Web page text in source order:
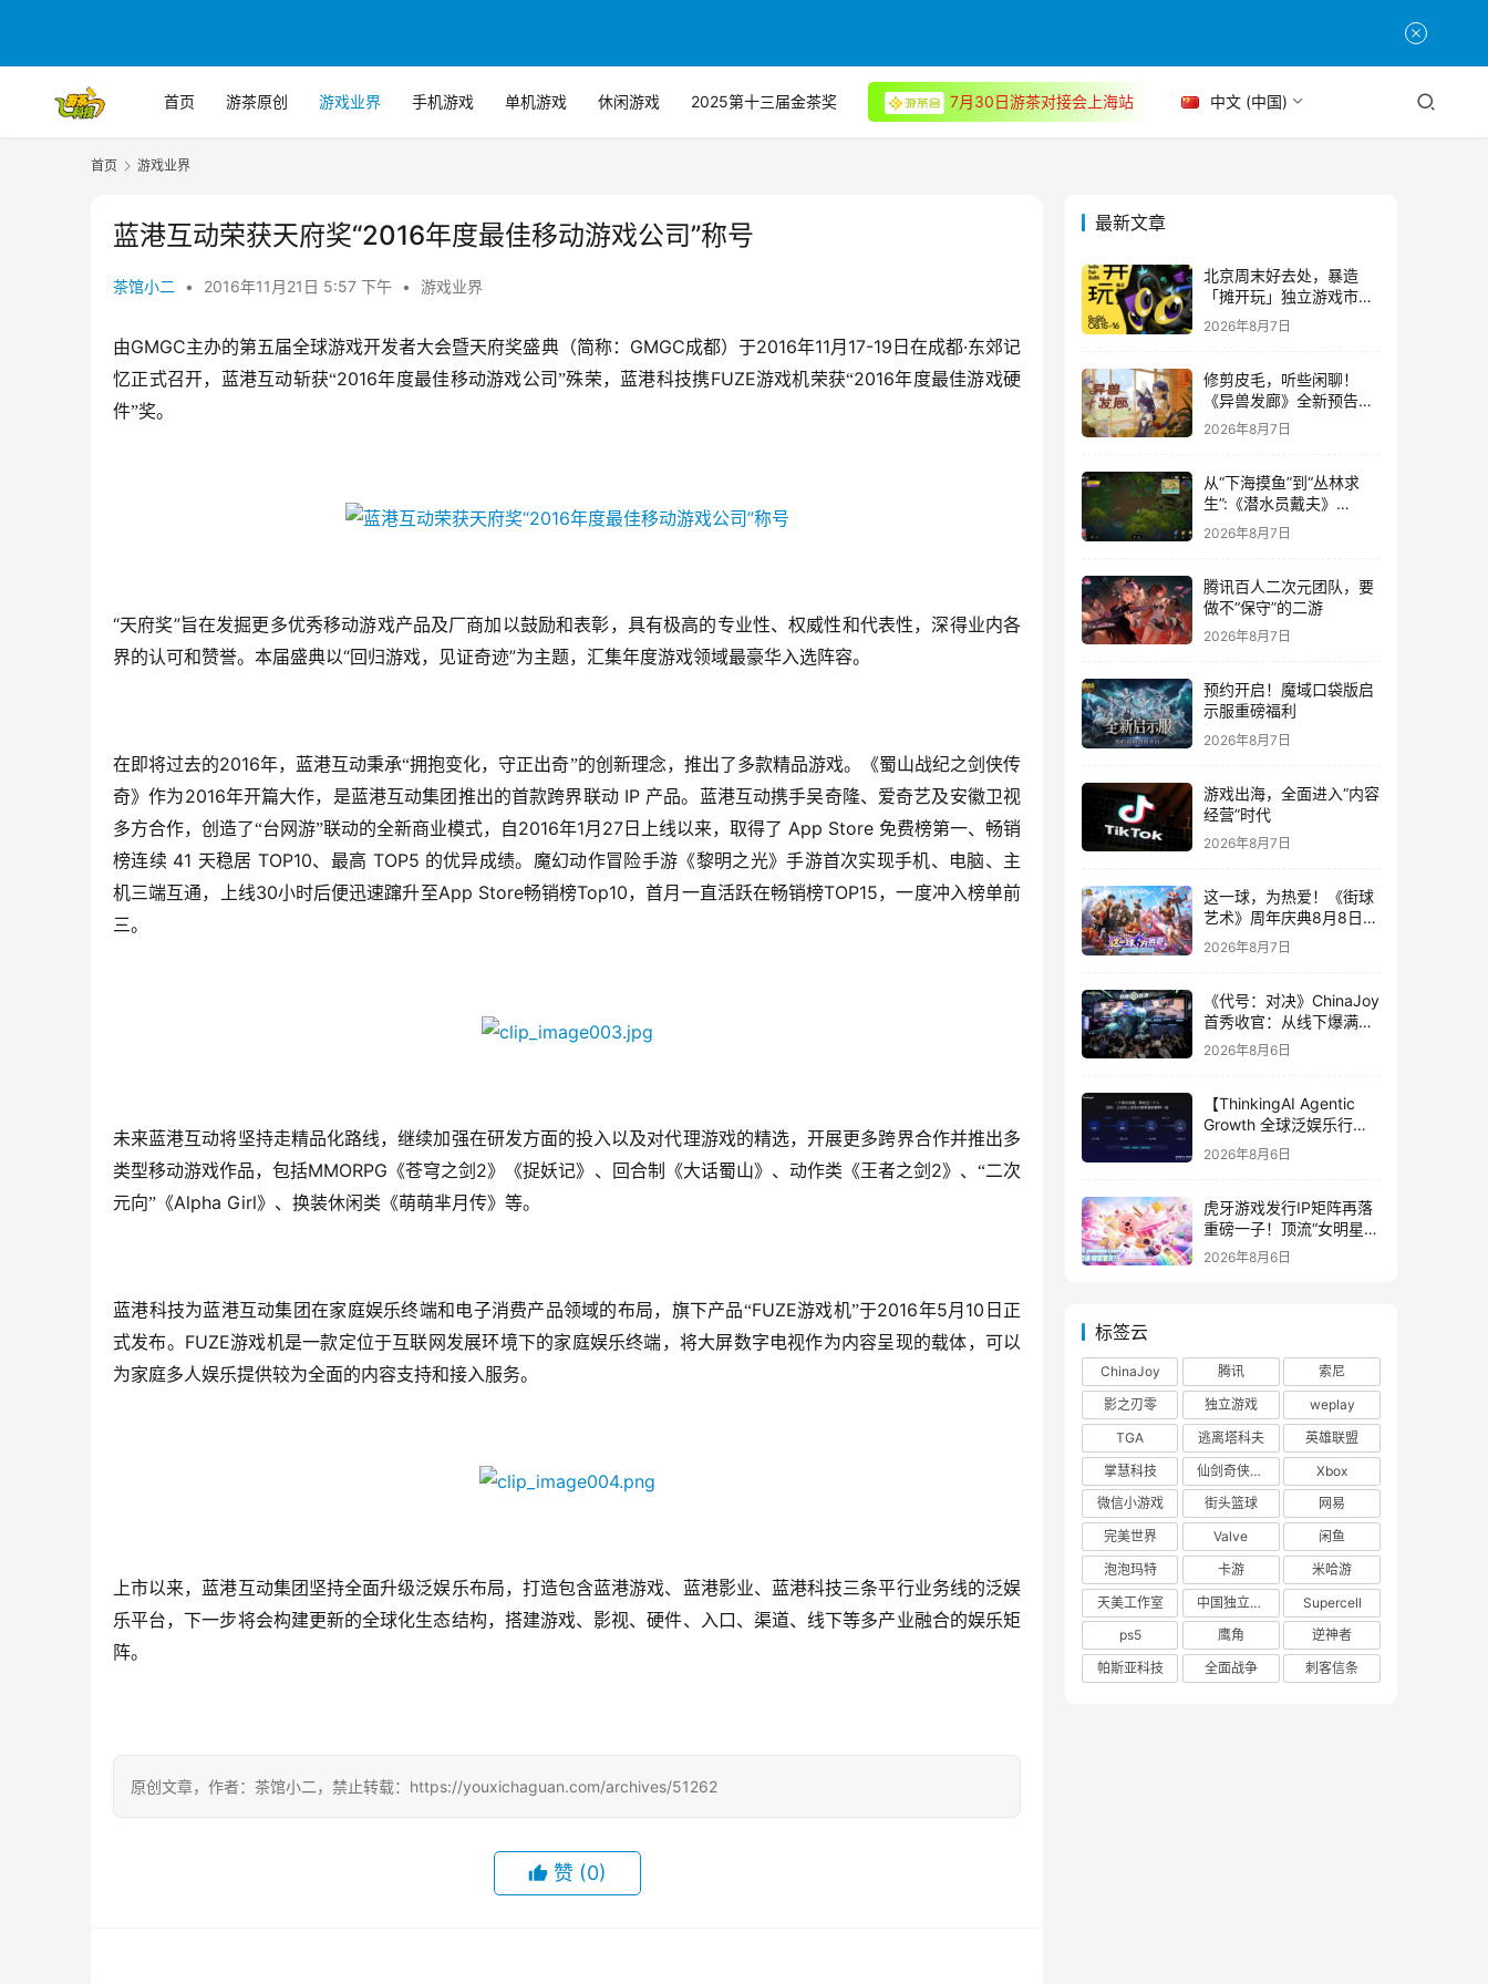
首页 游茶原创 游戏业界 手机游戏 单机游戏 休闲游戏 2025第十三届金茶奖 7月30日游茶对接会上海站 中文 (中国)
首页 游戏业界
蓝港互动荣获天府奖“2016年度最佳移动游戏公司”称号
茶馆小二 • 2016年11月21日 5:57 下午 • 游戏业界
由GMGC主办的第五届全球游戏开发者大会暨天府奖盛典（简称： GMGC成都）于2016年11月 17-19 日在成都·东郊记
忆正式召开，蓝港互动斩获“2016年度最佳移动游戏公司”殊荣，蓝港科技携FUZE游戏机荣获“2016年度最佳游戏硬
件”奖。
“天府奖”旨在发掘更多优秀移动游戏产品及厂商加以鼓励和表彰，具有极高的专业性、权威性和代表性，深得业内各
界的认可和赞誉。本届盛典以“回归游戏，见证奇迹”为主题，汇集年度游戏领域最豪华入选阵容。
在即将过去的2016年，蓝港互动秉承“拥抱变化，守正出奇”的创新理念，推出了多款精品游戏。《蜀山战纪之剑侠传
奇》作为2016年开篇大作，是蓝港互动集团推出的首款跨界联动 IP 产品。蓝港互动携手吴奇隆、爱奇艺及安徽卫视
多方合作，创造了“台网游”联动的全新商业模式，自2016年1月 27 日上线以来，取得了 App Store 免费榜第一、畅销
榜连续 41 天稳居 TOP10、最高 TOP5 的优异成绩。魔幻动作冒险手游《黎明之光》手游首次实现手机、电脑、主
机三端互通，上线30小时后便迅速蹿升至App Store畅销榜Top10，首月一直活跃在畅销榜TOP15，一度冲入榜单前
三。
未来蓝港互动将坚持走精品化路线，继续加强在研发方面的投入以及对代理游戏的精选，开展更多跨界合作并推出多
类型移动游戏作品，包括MMORPG 《苍穹之剑 2》《捉妖记》、回合制《大话蜀山》、动作类《王者之剑 2》、“二次
元向”《Alpha Girl》、换装休闲类《萌萌芈月传》等。
蓝港科技为蓝港互动集团在家庭娱乐终端和电子消费产品领域的布局，旗下产品“FUZE游戏机”于2016年5月 10 日正
式发布。 FUZE游戏机是一款定位于互联网发展环境下的家庭娱乐终端，将大屏数字电视作为内容呈现的载体，可以
为家庭多人娱乐提供较为全面的内容支持和接入服务。
上市以来，蓝港互动集团坚持全面升级泛娱乐布局，打造包含蓝港游戏、蓝港影业、蓝港科技三条平行业务线的泛娱
乐平台，下一步将会构建更新的全球化生态结构，搭建游戏、影视、硬件、入口、渠道、线下等多产业融合的娱乐矩
阵。
原创文章，作者：茶馆小二，禁止转载：https://youxichaguan.com/archives/51262
赞 (0)
最新文章
北京周末好去处，暴造
「摊开玩」独立游戏市集
正式开票！
2026年8月7日
修剪皮毛，听些闲聊！
《异兽发廊》全新预告与
Steam免费试玩公开
2026年8月7日
从“下海摸鱼”到“丛林求
生”:《潜水员戴夫》
DLC《丛林》移动端定档
8月14日
2026年8月7日
腾讯百人二次元团队，要
做不“保守”的二游
2026年8月7日
预约开启！魔域口袋版启
示服重磅福利
2026年8月7日
游戏出海，全面进入“内容
经营”时代
2026年8月7日
这一球，为热爱！《街球
艺术》周年庆典8月8日正
式上线，多重福利与全新
内容同步开启
2026年8月7日
《代号：对决》ChinaJoy
首秀收官：从线下爆满看
见玩家的真实期待
2026年8月6日
【ThinkingAI Agentic
Growth 全球泛娱乐行业
峰会】Agent 时代，人到
底负责什么
2026年8月6日
虎牙游戏发行IP矩阵再落
重磅一子！顶流“女明星”
ZANMANG LOOPY 正版
2026年8月6日
标签云
ChinaJoy 腾讯
索尼
影之刃零
独立游戏
weplay
TGA
逃离塔科夫
英雄联盟
掌慧科技
仙剑奇侠传四
Xbox
微信小游戏
街头篮球
网易
完美世界
Valve
闲鱼
泡泡玛特
卡游
米哈游
天美工作室
中国独立游戏联盟
Supercell
ps5
鹰角
逆神者
帕斯亚科技
全面战争 刺客信条